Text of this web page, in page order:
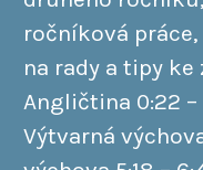
ročníková
na rady a tipy
Angličtina 0:22 –
Výtvarná